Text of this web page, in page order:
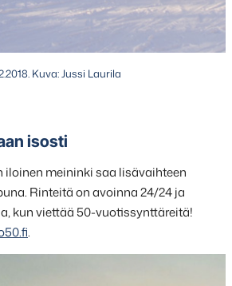
Kuva: Jussi Laurila
isosti
iloinen meininki saa lisävaihteen
Rinteitä on avoinna 24/24 ja
kun viettää 50-vuotissynttäreitä!
.